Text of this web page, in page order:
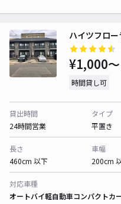
ハイツフロ
¥1,000〜
時間貸し可
貸出時間
24時間営業
タイプ
平置き
長さ
460cm 以下
車幅
200cm
対応車種
オートバイ軽自動車コンパクトカ